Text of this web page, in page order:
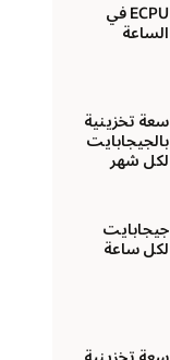
ECPU في
الساعة
سعة تخزينية
بالجيجابايت
لكل شهر
جيجابايت
لكل ساعة
سعة تخزينية